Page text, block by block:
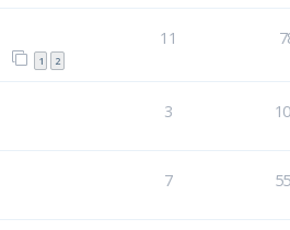
1 2
11
3
7